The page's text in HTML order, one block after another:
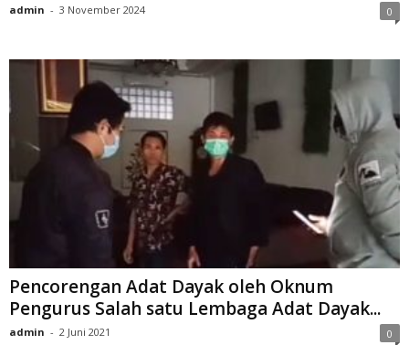
admin - 3 November 2024 0
Pencorengan Adat Dayak oleh Oknum
Pengurus Salah satu Lembaga Adat Dayak...
admin - 2 Juni 2021 0